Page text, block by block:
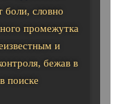
боли, словно
промежутка
и
бежав в
поиске